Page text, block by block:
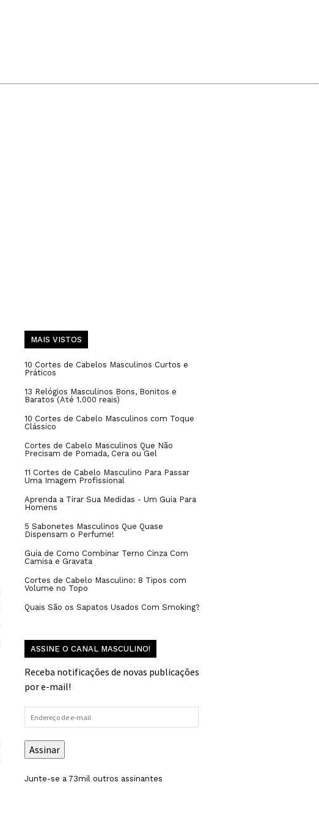
MAIS VISTOS
10 Cortes de Cabelos Masculinos Curtos e
Práticos
13 Relógios Masculinos Bons, Bonitos e
Baratos (Até 1.000 reais)
10 Cortes de Cabelo Masculinos com Toque
Clássico
Cortes de Cabelo Masculinos Que Não
Precisam de Pomada, Cera ou Gel
11 Cortes de Cabelo Masculino Para Passar
Uma Imagem Profissional
Aprenda a Tirar Sua Medidas - Um Guia Para
Homens
5 Sabonetes Masculinos Que Quase
Dispensam o Perfume!
Guia de Como Combinar Terno Cinza Com
Camisa e Gravata
Cortes de Cabelo Masculino: 8 Tipos com
Volume no Topo
Quais São os Sapatos Usados Com Smoking?
ASSINE O CANAL MASCULINO!
Receba notificações de novas publicações
por e-mail!
Endereço
de
e-
mail
Assinar
Junte-se a 73mil outros assinantes